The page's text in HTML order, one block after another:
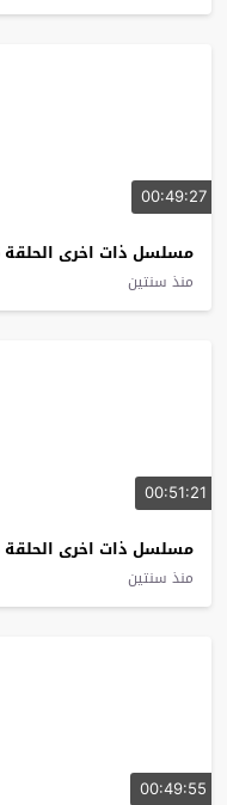
00:49:27
مسلسل ذات اخرى الحلقة 15
منذ سنتين
00:51:21
مسلسل ذات اخرى الحلقة 14
منذ سنتين
00:49:55